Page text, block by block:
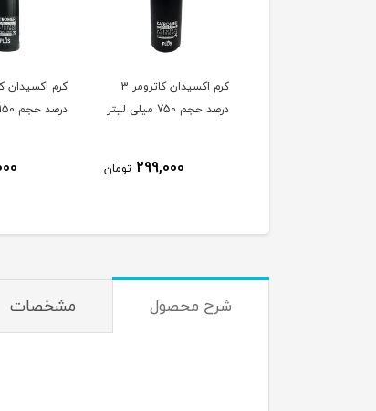
کرم اکسیدان کاترومر 3
درصد حجم 750 میلی لیتر
299,000 تومان
درصد حجم 150 میلی لیتر
شرح محصول مشخصات